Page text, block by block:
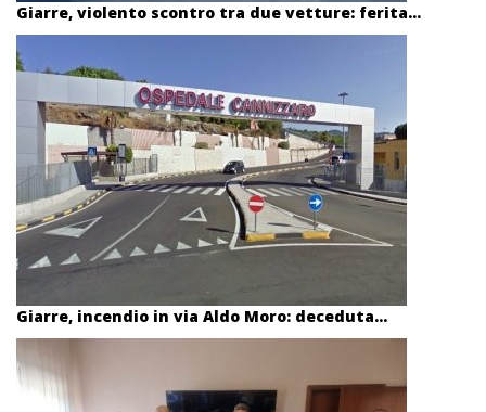
Giarre, violento scontro tra due vetture: ferita...
Giarre, incendio in via Aldo Moro: deceduta...